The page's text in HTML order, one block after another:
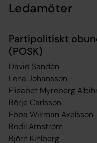
Ledamöter
Partipolitiskt
(POSK)
David Sandén
Lena Johansson
Elisabet Myreberg
Börje Carlsson
Ebba Wikman Axelsson
Bodil Arnström
Björn Kihlberg